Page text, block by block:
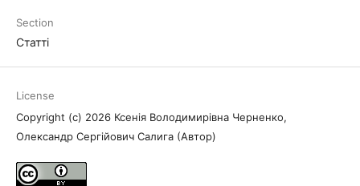
Section
Статті
License
Copyright (c) 2026 Ксенія Володимирівна Черненко,
Олександр Сергійович Салига (Автор)